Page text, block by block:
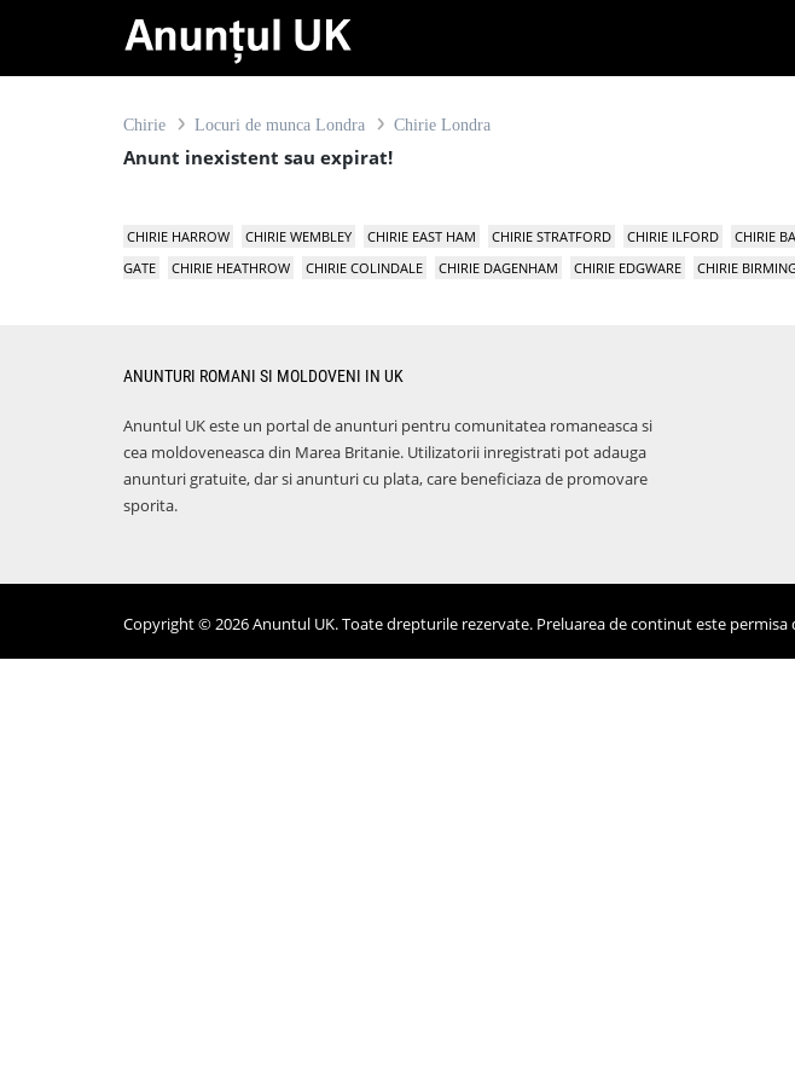
Chirie Locuri de munca Londra Chirie Londra
Anunt inexistent sau expirat!
CHIRIE HARROW CHIRIE WEMBLEY CHIRIE EAST HAM CHIRIE STRATFORD CHIRIE ILFORD CHIRIE
GATE
CHIRIE HEATHROW CHIRIE COLINDALE CHIRIE DAGENHAM CHIRIE EDGWARE CHIRIE
ANUNTURI ROMANI SI MOLDOVENI IN UK
Anuntul UK este un portal de anunturi pentru comunitatea romaneasca si
cea moldoveneasca din Marea Britanie. Utilizatorii inregistrati pot adauga
anunturi gratuite, dar si anunturi cu plata, care beneficiaza de promovare
sporita.
Copyright © 2026 Anuntul UK. Toate drepturile rezervate. Preluarea de continut este